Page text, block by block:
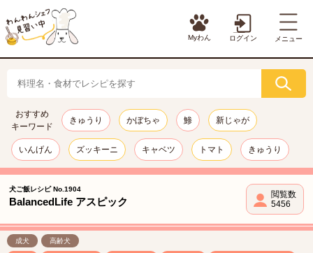
Myわん ログイン メニュー
おすすめ
キーワード
きゅうり かぼちゃ 鯵 新じゃが
いんげん ズッキーニ キャベツ トマト きゅうり
犬ご飯レシピ No.1904
BalancedLife アスピック
閲覧数
5456
成犬 高齢犬